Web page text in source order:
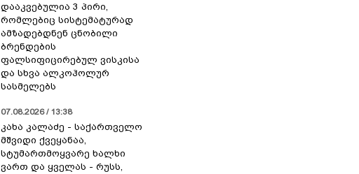
დააკვებულია 3 პირი,
რომლებიც სისტემატურად
ამზადებდნენ ცნობილი
ბრენდების
ფალსიფიცირებულ ვისკისა
და სხვა ალკოჰოლურ
სასმელებს
07.08.2026 / 13:38
კახა კალაძე - საქართველო
მშვიდი ქვეყანაა,
სტუმართმოყვარე ხალხი
ვართ და ყველას - რუსს,